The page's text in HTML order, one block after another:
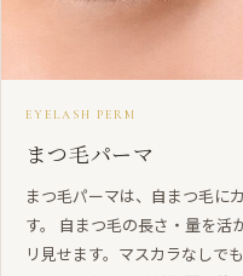
EYELASH PERM
まつ毛パーマ
まつ毛パーマは、自まつ毛に
す。 自まつ毛の長さ・量を活
リ見せます。マスカラなしで